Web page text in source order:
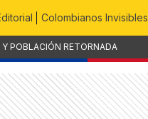
Colombianos Invisibles
POBLACIÓN RETORNADA